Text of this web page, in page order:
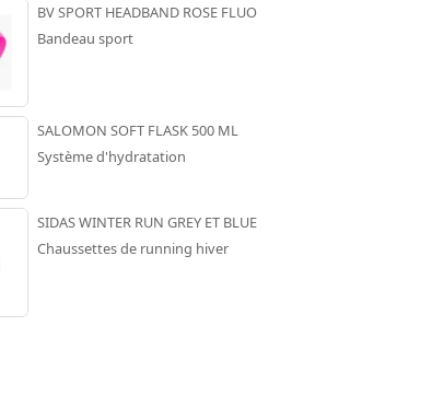
BV SPORT HEADBAND ROSE FLUO
Bandeau sport
SALOMON SOFT FLASK 500 ML
Système d'hydratation
SIDAS WINTER RUN GREY ET BLUE
Chaussettes de running hiver